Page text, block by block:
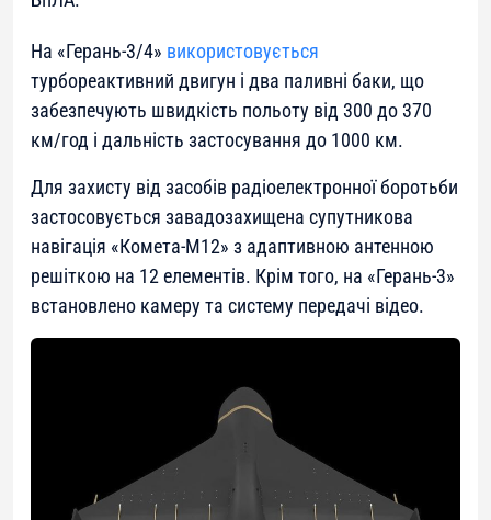
На «Герань-3/4» використовується
турбореактивний двигун і два паливні баки, що
забезпечують швидкість польоту від 300 до 370
км/год і дальність застосування до 1000 км.
Для захисту від засобів радіоелектронної боротьби
застосовується завадозахищена супутникова
навігація «Комета-М12» з адаптивною антенною
решіткою на 12 елементів. Крім того, на «Герань-3»
встановлено камеру та систему передачі відео.